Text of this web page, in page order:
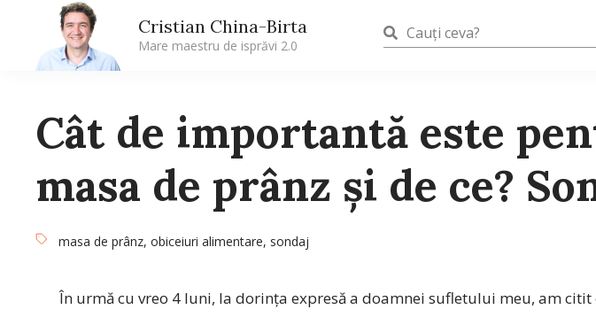
Cristian China-Birta
Mare maestru de isprăvi 2.0
Cât de importantă este
masa de prânz și de ce?
masa de prânz, obiceiuri alimentare, sondaj
În urmă cu vreo 4 luni, la dorința expresă a doamnei sufletului meu, am citit